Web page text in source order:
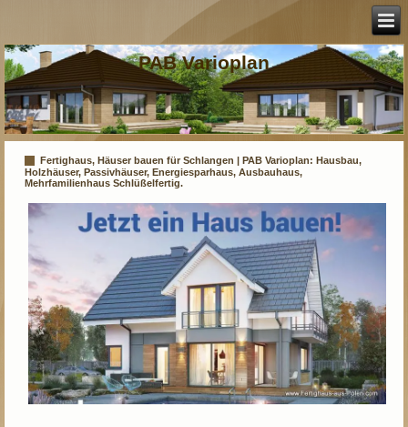
PAB Varioplan
Fertighaus, Häuser bauen für Schlangen | PAB Varioplan: Hausbau,
Holzhäuser, Passivhäuser, Energiesparhaus, Ausbauhaus,
Mehrfamilienhaus Schlüßelfertig.